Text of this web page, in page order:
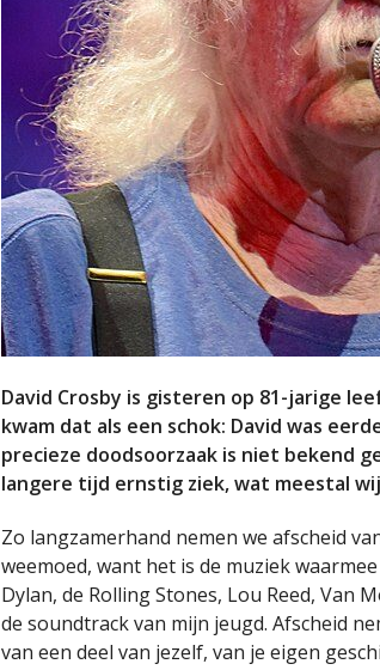
David Crosby is gisteren op 81-jarige
kwam dat als een schok: David was
precieze doodsoorzaak is niet bekend
langere tijd ernstig ziek, wat meestal
Zo langzamerhand nemen we afscheid
weemoed, want het is de muziek
Dylan, de Rolling Stones, Lou Reed, Van
de soundtrack van mijn jeugd. Afscheid
van een deel van jezelf, van je eigen